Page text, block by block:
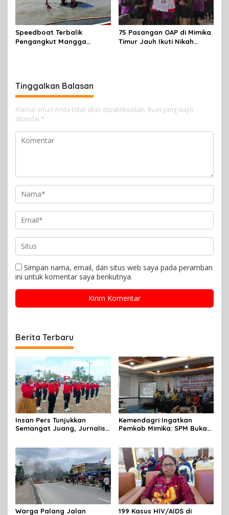
Speedboat Terbalik
Pengangkut Mangga
75 Pasangan OAP di Mimika
Timur Jauh Ikuti Nikah
Tinggalkan Balasan
Alamat email Anda tidak akan dipublikasikan. Ruas yang wajib
ditandai *
Simpan nama, email, dan situs web saya pada peramban
ini untuk komentar saya berikutnya.
Berita Terbaru
Insan Pers Tunjukkan
Semangat Juang, Jurnalis
Jalan Kreasi HUT ke-81 RI
Kemendagri Ingatkan
Pemkab Mimika: SPM Bukan
Rakyat
Warga Palang Jalan
199 Kasus HIV/AIDS di